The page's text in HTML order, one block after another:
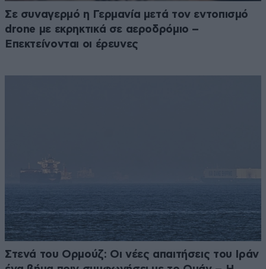
Σε συναγερμό η Γερμανία μετά τον εντοπισμό
drone με εκρηκτικά σε αεροδρόμιο –
Επεκτείνονται οι έρευνες
Στενά του Ορμούζ: Οι νέες απαιτήσεις του Ιράν